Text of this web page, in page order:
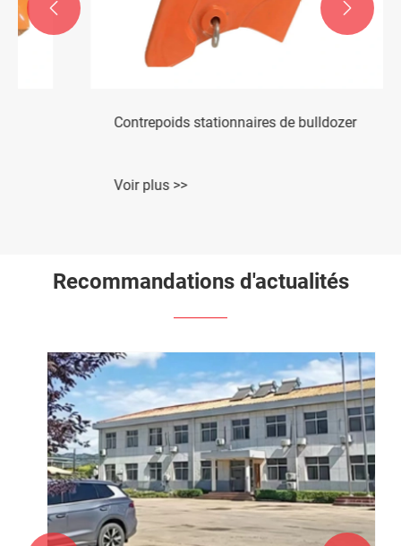
Contrepoids stationnaires de bulldozer
Voir plus >>
 
Recommandations d'actualités